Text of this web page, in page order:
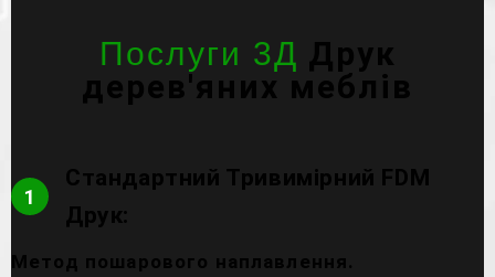
Послуги 3Д Друк
дерев'яних меблів
1
Стандартний Тривимірний FDM
Друк:
Метод пошарового наплавлення.